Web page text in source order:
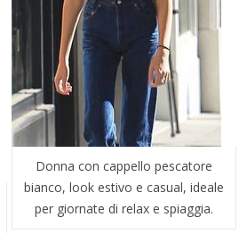
Donna con cappello pescatore
bianco, look estivo e casual, ideale
per giornate di relax e spiaggia.